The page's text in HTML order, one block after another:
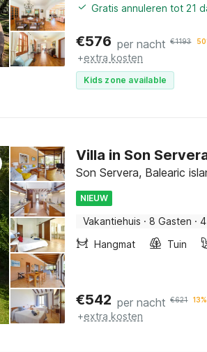
Gratis annuleren tot 21
€576 per nacht €1193
+extra kosten
Kids zone available
Villa in Son
Son Servera, Balearic
NIEUW
Vakantiehuis · 8 Gasten ·
Hangmat
Tuin
€542 per nacht €621
+extra kosten